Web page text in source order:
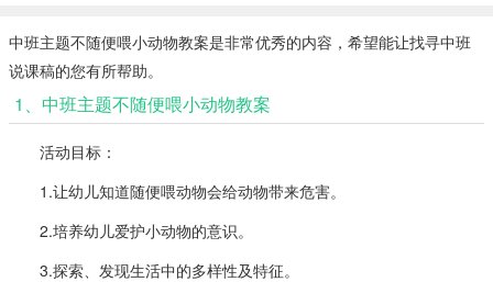
中班主题不随便喂小动物教案是非常优秀的内容，希望能让找寻中班
说课稿的您有所帮助。
1、中班主题不随便喂小动物教案
活动目标：
1.让幼儿知道随便喂动物会给动物带来危害。
2.培养幼儿爱护小动物的意识。
3.探索、发现生活中的多样性及特征。